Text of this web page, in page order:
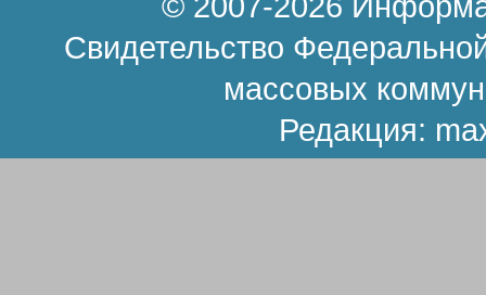
Свидетельство
массовых
Редакция: